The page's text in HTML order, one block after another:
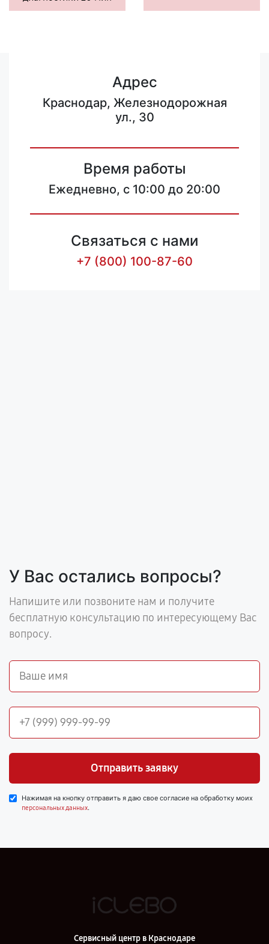
Адрес
Краснодар, Железнодорожная
ул., 30
Время работы
Ежедневно, с 10:00 до 20:00
Связаться с нами
+7 (800) 100-87-60
У Вас остались вопросы?
Напишите или позвоните нам и получите
бесплатную консультацию по интересующему Вас
вопросу.
Отправить заявку
Нажимая на кнопку отправить я даю свое согласие на обработку моих
персональных данных.
Сервисный центр в Краснодаре